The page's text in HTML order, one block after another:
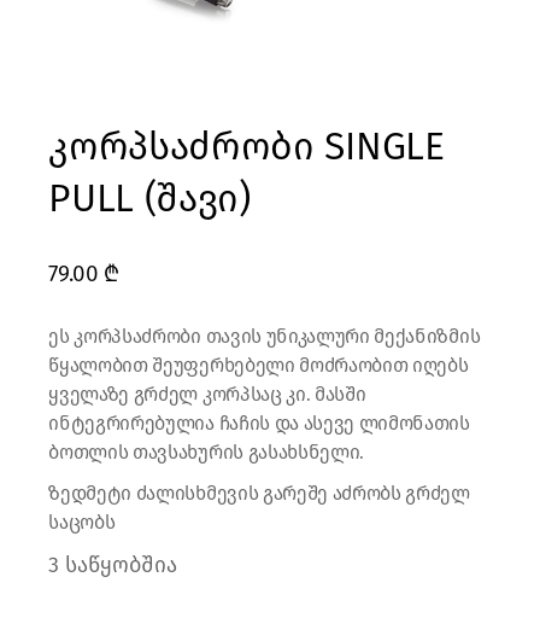
კორპსაძრობი SINGLE
PULL (შავი)
79.00 ₾
ეს კორპსაძრობი თავის უნიკალური მექანიზმის
წყალობით შეუფერხებელი მოძრაობით იღებს
ყველაზე გრძელ კორპსაც კი. მასში
ინტეგრირებულია ჩაჩის და ასევე ლიმონათის
ბოთლის თავსახურის გასახსნელი.
ზედმეტი ძალისხმევის გარეშე აძრობს გრძელ
საცობს
3 საწყობშია